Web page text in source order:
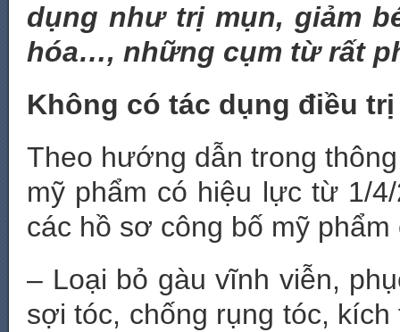
dụng như trị mụn, giảm
hóa…, những cụm từ rất
Không có tác dụng điều trị
Theo hướng dẫn trong
mỹ phẩm có hiệu lực từ 1/
các hồ sơ công bố mỹ
– Loại bỏ gàu vĩnh viễn,
sợi tóc, chống rụng tóc,